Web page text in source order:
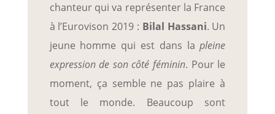
chanteur qui va représenter la France
à l’Eurovison 2019 : Bilal Hassani. Un
jeune homme qui est dans lapleine
expression de son côté féminin. Pour le
moment, ça semble ne pas plaire à
tout le monde. Beaucoup sont